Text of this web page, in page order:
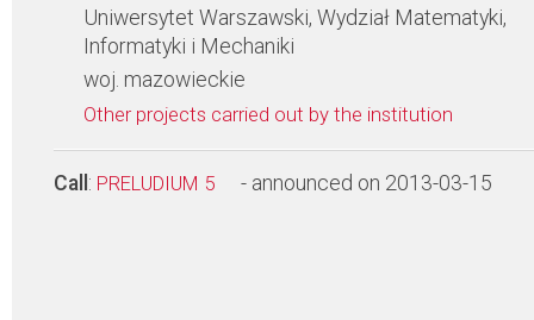
Uniwersytet Warszawski, Wydział Matematyki,
Informatyki i Mechaniki
woj. mazowieckie
Other projects carried out by the institution
Call : PRELUDIUM 5 - announced on 2013-03-15